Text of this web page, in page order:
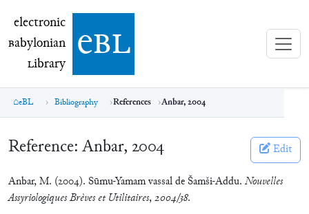
electronic Babylonian Library (eBL)
electronic
Babylonian
Library ebl
eBL Bibliography References Anbar, 2004
Reference: Anbar, 2004 Edit
Anbar, M. (2004). Sūmu-Yamam vassal de Šamši-Addu. Nouvelles
Assyriologiques Brèves et Utilitaires,2004/38.